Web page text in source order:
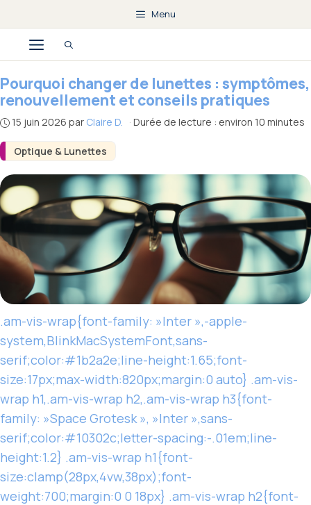
au
contenu
Menu
Menu
Optique & Lunettes
Pourquoi changer de lunettes : symptômes,
renouvellement et conseils pratiques
15 juin 2026 par Claire D. · Durée de lecture : environ 10 minutes
.am-vis-wrap{font-family: »Inter »,-apple-
system,BlinkMacSystemFont,sans-
serif;color:#1b2a2e;line-height:1.65;font-
size:17px;max-width:820px;margin:0 auto} .am-vis-
wrap h1,.am-vis-wrap h2,.am-vis-wrap h3{font-
family: »Space Grotesk », »Inter »,sans-
serif;color:#10302c;letter-spacing:-.01em;line-
height:1.2} .am-vis-wrap h1{font-
size:clamp(28px,4vw,38px);font-
weight:700;margin:0 0 18px} .am-vis-wrap h2{font-